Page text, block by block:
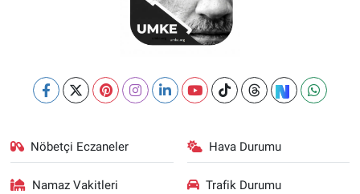
Nöbetçi Eczaneler Hava Durumu
Namaz Vakitleri Trafik Durumu